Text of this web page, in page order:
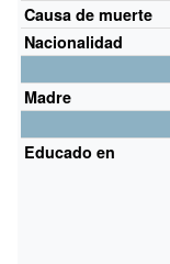
Causa de muerte
Nacionalidad
Madre
Educado en